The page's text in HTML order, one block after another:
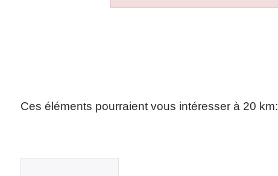
Ces éléments pourraient vous intéresser à 20 km: